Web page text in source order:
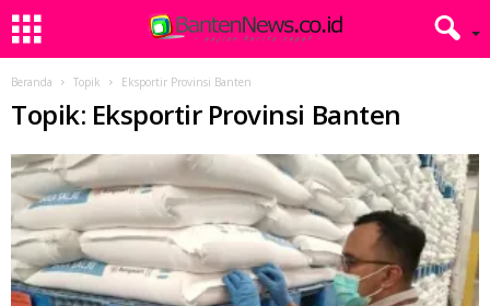
Beranda Topik Eksportir Provinsi Banten
Topik: Eksportir Provinsi Banten